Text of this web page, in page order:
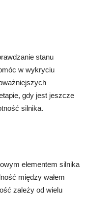
stanu
w wykryciu
gdy jest jeszcze
silnika.
elementem silnika
między wałem
zależy od wielu